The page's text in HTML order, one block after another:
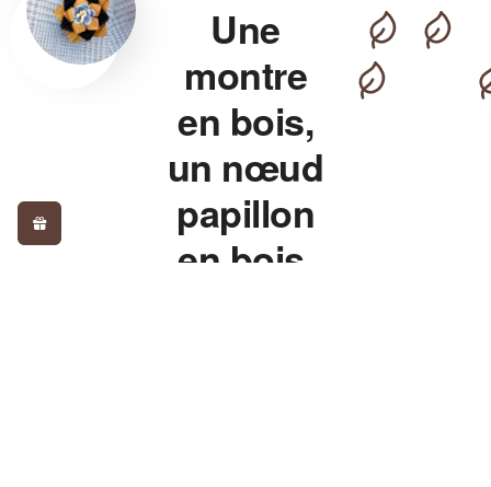
Une
montre
en bois,
un nœud
papillon
en bois,